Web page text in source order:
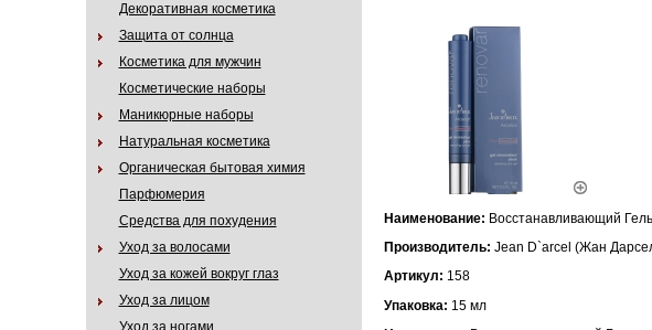
Декоративная косметика
Защита от солнца
Косметика для мужчин
Косметические наборы
Маникюрные наборы
Натуральная косметика
Органическая бытовая химия
Парфюмерия
Средства для похудения
Уход за волосами
Уход за кожей вокруг глаз
Уход за лицом
Уход за ногами
Наименование: Восстанавливающий
Производитель: Jean D`arcel (Жан
Артикул: 158
Упаковка: 15 мл